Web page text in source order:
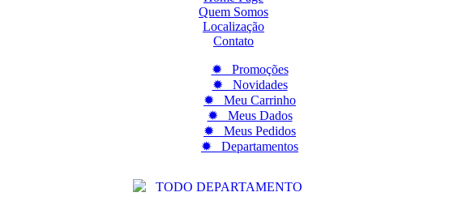
Quem Somos
Localização
Contato
✹ Promoções
✹ Novidades
✹ Meu Carrinho
✹ Meus Dados
✹ Meus Pedidos
✹ Departamentos
TODO DEPARTAMENTO